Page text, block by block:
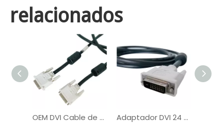
relacionados
OEM DVI Cable de computadora digital de enchufe masculino a masculino para el monitor Adaptador DVI 24 + 1 a VGA Cable de monitor Personalizado HDMI VGA DVI